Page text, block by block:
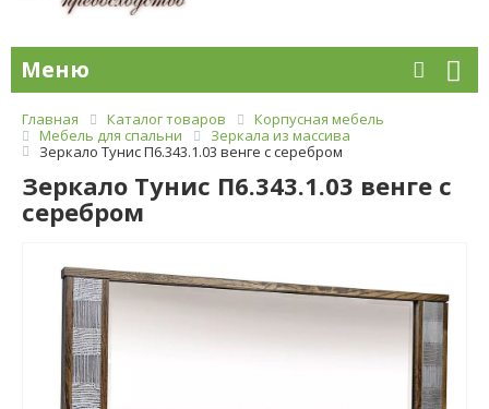
Меню
Главная Каталог товаров
Корпусная мебель
Мебель для спальни
Зеркала из массива
Зеркало Тунис П6.343.1.03 венге с серебром
Зеркало Тунис П6.343.1.03 венге с
серебром